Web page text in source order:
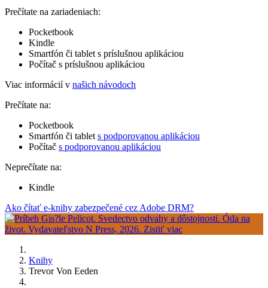
Prečítate na zariadeniach:
Pocketbook
Kindle
Smartfón či tablet s príslušnou aplikáciou
Počítač s príslušnou aplikáciou
Viac informácií v našich návodoch
Prečítate na:
Pocketbook
Smartfón či tablet s podporovanou aplikáciou
Počítač s podporovanou aplikáciou
Neprečítate na:
Kindle
Ako čítať e-knihy zabezpečené cez Adobe DRM?
Knihy
Trevor Von Eeden